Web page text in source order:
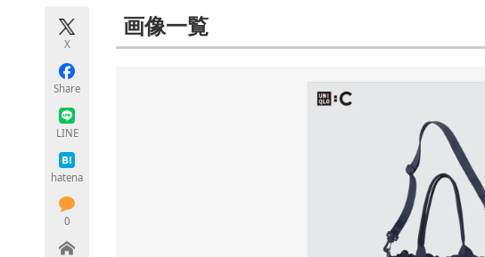
X
Share
LINE
hatena
0
画像一覧